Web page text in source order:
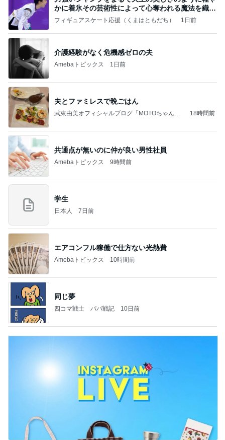
かに着氷その芸術性によって心奪われる魔法を織り
なす
フィギュアスケート応援（くまはともだち） 1日前
介護経験がなく危機感ゼロの夫
Amebaトピックス 1日前
夫とファミレスで晩ごはん
武東由美オフィシャルブログ「MOTOちゃんと
18時間前
共通点が無いのに仲が良い男性社員
Amebaトピックス 9時間前
学生
日本人 7日前
エアコンフル稼働で仕方ない光熱費
Amebaトピックス 10時間前
同じ夢
四コマ戦士 パパ戦記 10日前